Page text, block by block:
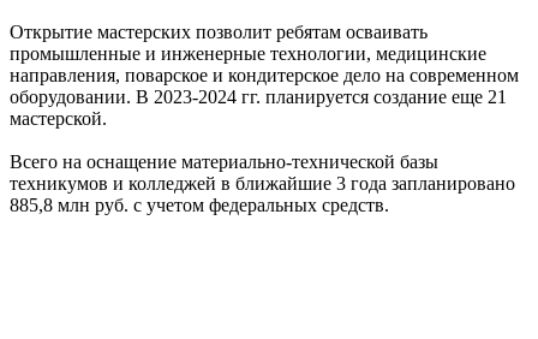
Открытие мастерских позволит ребятам осваивать
промышленные и инженерные технологии, медицинские
направления, поварское и кондитерское дело на современном
оборудовании. В 2023-2024 гг. планируется создание еще 21
мастерской.
Всего на оснащение материально-технической базы
техникумов и колледжей в ближайшие 3 года запланировано
885,8 млн руб. с учетом федеральных средств.